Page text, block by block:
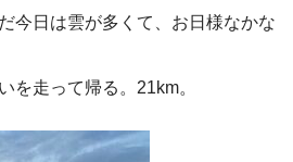
今日は雲が多くて、お日様なかな
を走って帰る。21km。